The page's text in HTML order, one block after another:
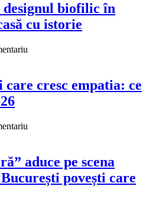
designul biofilic în
cu istorie
cresc empatia: ce
aduce pe scena
povești care